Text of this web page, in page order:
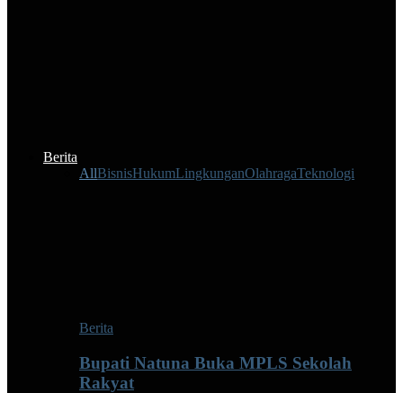
Berita
AllBisnisHukumLingkunganOlahragaTeknologi
Berita
Bupati Natuna Buka MPLS Sekolah
Rakyat